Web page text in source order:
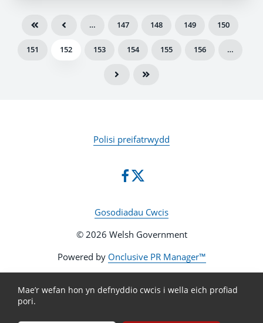
… 147 148 149 150
151 152 153 154 155 156 …
Polisi preifatrwydd
Gosodiadau Cwcis
© 2026 Welsh Government
Powered by Onclusive PR Manager™
Mae’r wefan hon yn defnyddio cwcis i wella eich profiad
pori.